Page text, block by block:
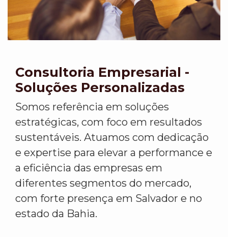
Consultoria Empresarial -
Soluções Personalizadas
Somos referência em soluções
estratégicas, com foco em resultados
sustentáveis. Atuamos com dedicação
e expertise para elevar a performance e
a eficiência das empresas em
diferentes segmentos do mercado,
com forte presença em Salvador e no
estado da Bahia.